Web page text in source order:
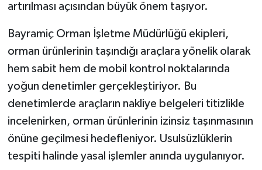
artırılması açısından büyük önem taşıyor.
Bayramiç Orman İşletme Müdürlüğü ekipleri,
orman ürünlerinin taşındığı araçlara yönelik olarak
hem sabit hem de mobil kontrol noktalarında
yoğun denetimler gerçekleştiriyor. Bu
denetimlerde araçların nakliye belgeleri titizlikle
incelenirken, orman ürünlerinin izinsiz taşınmasının
önüne geçilmesi hedefleniyor. Usulsüzlüklerin
tespiti halinde yasal işlemler anında uygulanıyor.